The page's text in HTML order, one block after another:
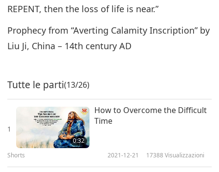
REPENT, then the loss of life is near.”
Prophecy from “Averting Calamity Inscription” by
Liu Ji, China – 14th century AD
Tutte le parti(13/26)
1
0:32
How to Overcome the Difficult
Time
Shorts 2021-12-21 17388 Visualizzazioni